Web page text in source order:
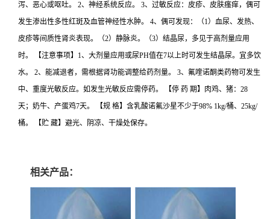
泻、恶心或呕吐。 2、神经系统反应。 3、过敏反应：皮疹、皮肤瘙痒，偶可
发生渗出性多性红斑及血管神经性水肿。 4、偶可发现：（1）血尿、发热、
皮疹等间质性肾炎表现。（2）静脉炎。（3）结晶尿，多见于高剂量应用
时。 【注意事项】1、大剂量应用或尿PH值在7以上时可发生结晶尿。宜多饮
水。 2、能减退者，需根据肾功能调整给药剂量。 3、氟喹诺酮类药物可发生
中、重度光敏反应。如发生光敏反应需停药。 【停 药 期】肉鸡、猪：28
天；奶牛、产蛋鸡7天。 【规 格】含乳酸诺氟沙星不少于98% 1kg/桶、25kg/
桶。 【贮 藏】避光、阴凉、干燥处保存。
相关产品：